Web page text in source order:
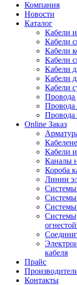
Компания
Новости
Каталог
Кабели
Кабели
Кабели
Кабели
Кабели
Кабели
Кабели
Провода
Провода
Провода
Online Заказ
Кабели
Каналы
Короба
Линии
Системы
Системы
кабеля
Прайс
Контакты